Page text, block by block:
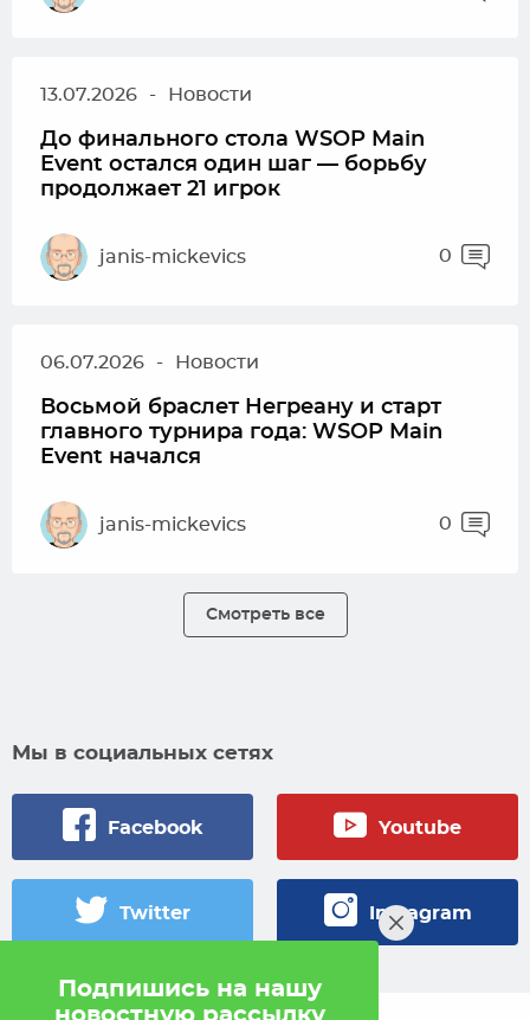
13.07.2026 - Новости
До финального стола WSOP Main
Event остался один шаг — борьбу
продолжает 21 игрок
janis-mickevics 0
06.07.2026 - Новости
Восьмой браслет Негреану и старт
главного турнира года: WSOP Main
Event начался
janis-mickevics 0
Смотреть все
Мы в социальных сетях
Facebook Youtube
Twitter Instagram
Подпишись на нашу